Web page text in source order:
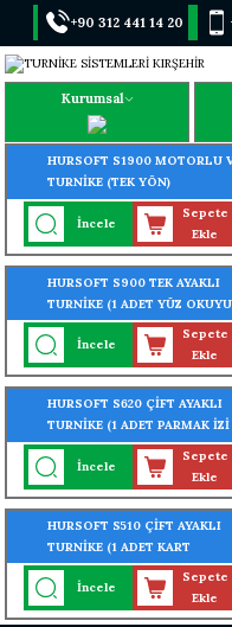
+90 312 441 14 20
Kurumsal
HURSOFT S1900 MOTORLU
TURNİKE (TEK YÖN)
İncele
Sepete
Ekle
HURSOFT S900 TEK AYAKLI
TURNİKE (1 ADET YÜZ
TURNİKEYE MONTELİ)
İncele
Sepete
Ekle
HURSOFT S620 ÇİFT AYAKLI
TURNİKE (1 ADET PARMAK İZİ
OKUYUCU TURNİKEYE
MONTELİ)
İncele
Sepete
Ekle
HURSOFT S510 ÇİFT AYAKLI
TURNİKE (1 ADET KART
OKUYUCU TURNİKEYE
MONTELİ)
İncele
Sepete
Ekle